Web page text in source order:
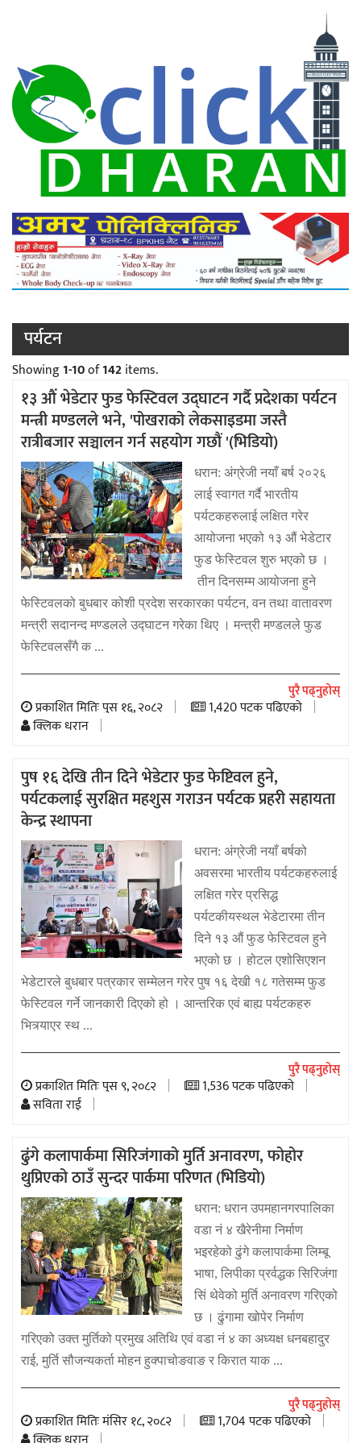
पर्यटन
Showing1-10of142items.
१३ औं भेडेटार फुड फेस्टिवल उद्घाटन गर्दै प्रदेशका पर्यटन
मन्त्री मण्डलले भने, 'पोखराको लेकसाइडमा जस्तै
रात्रीबजार सञ्चालन गर्न सहयोग गछौं '(भिडियो)
धरान: अंग्रेजी नयाँ बर्ष २०२६
लाई स्वागत गर्दै भारतीय
पर्यटकहरुलाई लक्षित गरेर
आयोजना भएको १३ औं भेडेटार
फुड फेस्टिवल शुरु भएको छ ।
तीन दिनसम्म आयोजना हुने
फेस्टिवलको बुधबार कोशी प्रदेश सरकारका पर्यटन, वन तथा वातावरण
मन्त्री सदानन्द मण्डलले उद्घाटन गरेका थिए । मन्त्री मण्डलले फुड
फेस्टिवलसँगै क ...
पुरै पढ्नुहोस्
प्रकाशित मितिः पुस १६, २०८२
1,420 पटक पढिएको
क्लिक धरान
पुष १६ देखि तीन दिने भेडेटार फुड फेष्टिवल हुने,
पर्यटकलाई सुरक्षित महशुस गराउन पर्यटक प्रहरी सहायता
केन्द्र स्थापना
धरान: अंग्रेजी नयाँ बर्षको
अवसरमा भारतीय पर्यटकहरुलाई
लक्षित गरेर प्रसिद्ध
पर्यटकीयस्थल भेडेटारमा तीन
दिने १३ औं फुड फेस्टिवल हुने
भएको छ । होटल एशोसिएशन
भेडेटारले बुधबार पत्रकार सम्मेलन गरेर पुष १६ देखी १८ गतेसम्म फुड
फेस्टिवल गर्ने जानकारी दिएको हो । आन्तरिक एवं बाह्य पर्यटकहरु
भित्र्याएर स्थ ...
पुरै पढ्नुहोस्
प्रकाशित मितिः पुस ९, २०८२
1,536 पटक पढिएको
सविता राई
ढुंगे कलापार्कमा सिरिजंगाको मुर्ति अनावरण, फोहोर
थुप्रिएको ठाउँ सुन्दर पार्कमा परिणत (भिडियो)
धरान: धरान उपमहानगरपालिका
वडा नं ४ खैरेनीमा निर्माण
भइरहेको ढुंगे कलापार्कमा लिम्बू
भाषा, लिपीका प्रर्वद्धक सिरिजंगा
सिं थेवेको मुर्ति अनावरण गरिएको
छ । ढुंगामा खोपेर निर्माण
गरिएको उक्त मुर्तिको प्रमुख अतिथि एवं वडा नं ४ का अध्यक्ष धनबहादुर
राई, मुर्ति सौजन्यकर्ता मोहन हुक्पाचोङवाङ र किरात याक ...
पुरै पढ्नुहोस्
प्रकाशित मितिः मंसिर १८, २०८२
1,704 पटक पढिएको